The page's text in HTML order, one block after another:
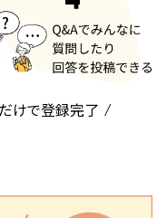
けで登録完了